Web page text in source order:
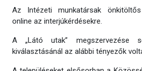
Az Intézeti munkatársak
online az interjúkérdésekre.
A „Látó utak” megszervezése
kiválasztásánál az alábbi tényezők